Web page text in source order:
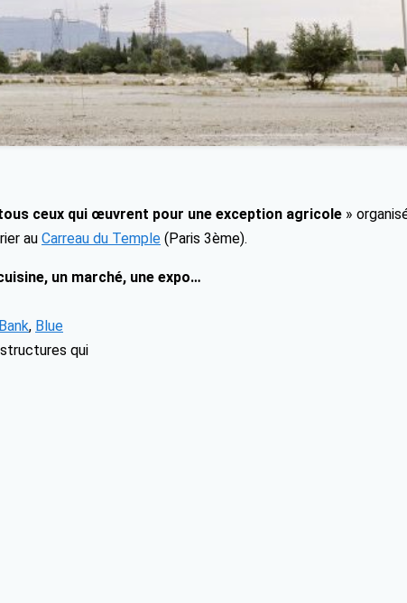
ceux qui œuvrent pour une exception agricole »
au Carreau du Temple (Paris 3ème).
un marché, une expo…
, Blue
qui